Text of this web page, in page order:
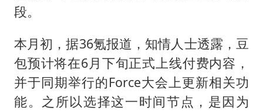
段。
本月初，据36氪报道，知情人士透露，豆
包预计将在6月下旬正式上线付费内容，
并于同期举行的Force大会上更新相关功
能。之所以选择这一时间节点，是因为